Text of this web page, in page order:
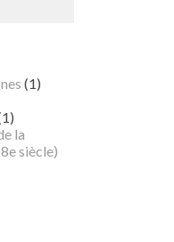
(1)
la
siècle)